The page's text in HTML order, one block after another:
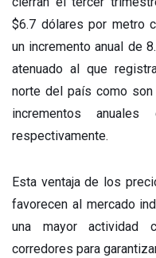
$6.7 dólares por metro
un incremento anual de
atenuado al que
norte del país como son
incrementos
respectivamente.
Esta ventaja de los
favorecen al mercado
una mayor actividad
corredores para